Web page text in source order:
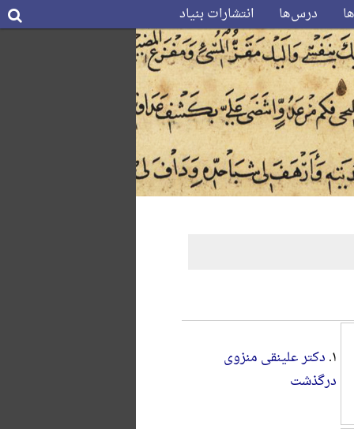
درس‌ها انتشارات بنیاد
۱. دکتر علینقی منزوی
درگذشت